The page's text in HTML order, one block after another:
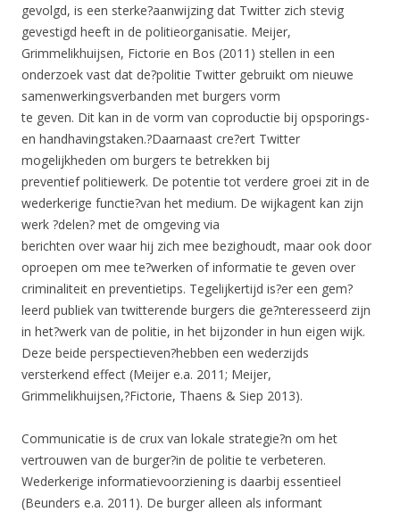
gevolgd, is een sterke?aanwijzing dat Twitter zich stevig
gevestigd heeft in de politieorganisatie. Meijer,
Grimmelikhuijsen, Fictorie en Bos (2011) stellen in een
onderzoek vast dat de?politie Twitter gebruikt om nieuwe
samenwerkingsverbanden met burgers vorm
te geven. Dit kan in de vorm van coproductie bij opsporings-
en handhavingstaken.?Daarnaast cre?ert Twitter
mogelijkheden om burgers te betrekken bij
preventief politiewerk. De potentie tot verdere groei zit in de
wederkerige functie?van het medium. De wijkagent kan zijn
werk ?delen? met de omgeving via
berichten over waar hij zich mee bezighoudt, maar ook door
oproepen om mee te?werken of informatie te geven over
criminaliteit en preventietips. Tegelijkertijd is?er een gem?
leerd publiek van twitterende burgers die ge?nteresseerd zijn
in het?werk van de politie, in het bijzonder in hun eigen wijk.
Deze beide perspectieven?hebben een wederzijds
versterkend effect (Meijer e.a. 2011; Meijer,
Grimmelikhuijsen,?Fictorie, Thaens & Siep 2013).
Communicatie is de crux van lokale strategie?n om het
vertrouwen van de burger?in de politie te verbeteren.
Wederkerige informatievoorziening is daarbij essentieel
(Beunders e.a. 2011). De burger alleen als informant